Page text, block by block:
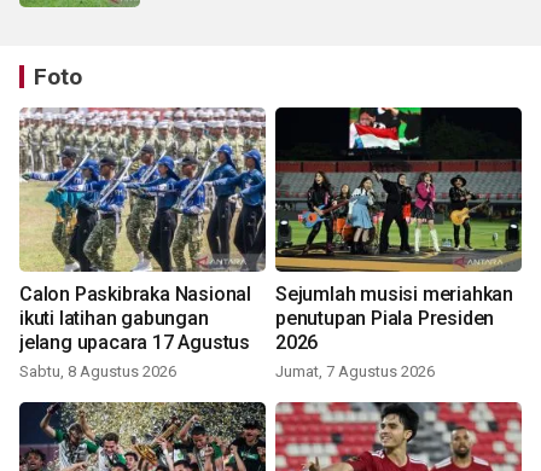
Foto
Calon Paskibraka Nasional
ikuti latihan gabungan
jelang upacara 17 Agustus
Sabtu, 8 Agustus 2026
Sejumlah musisi meriahkan
penutupan Piala Presiden
2026
Jumat, 7 Agustus 2026